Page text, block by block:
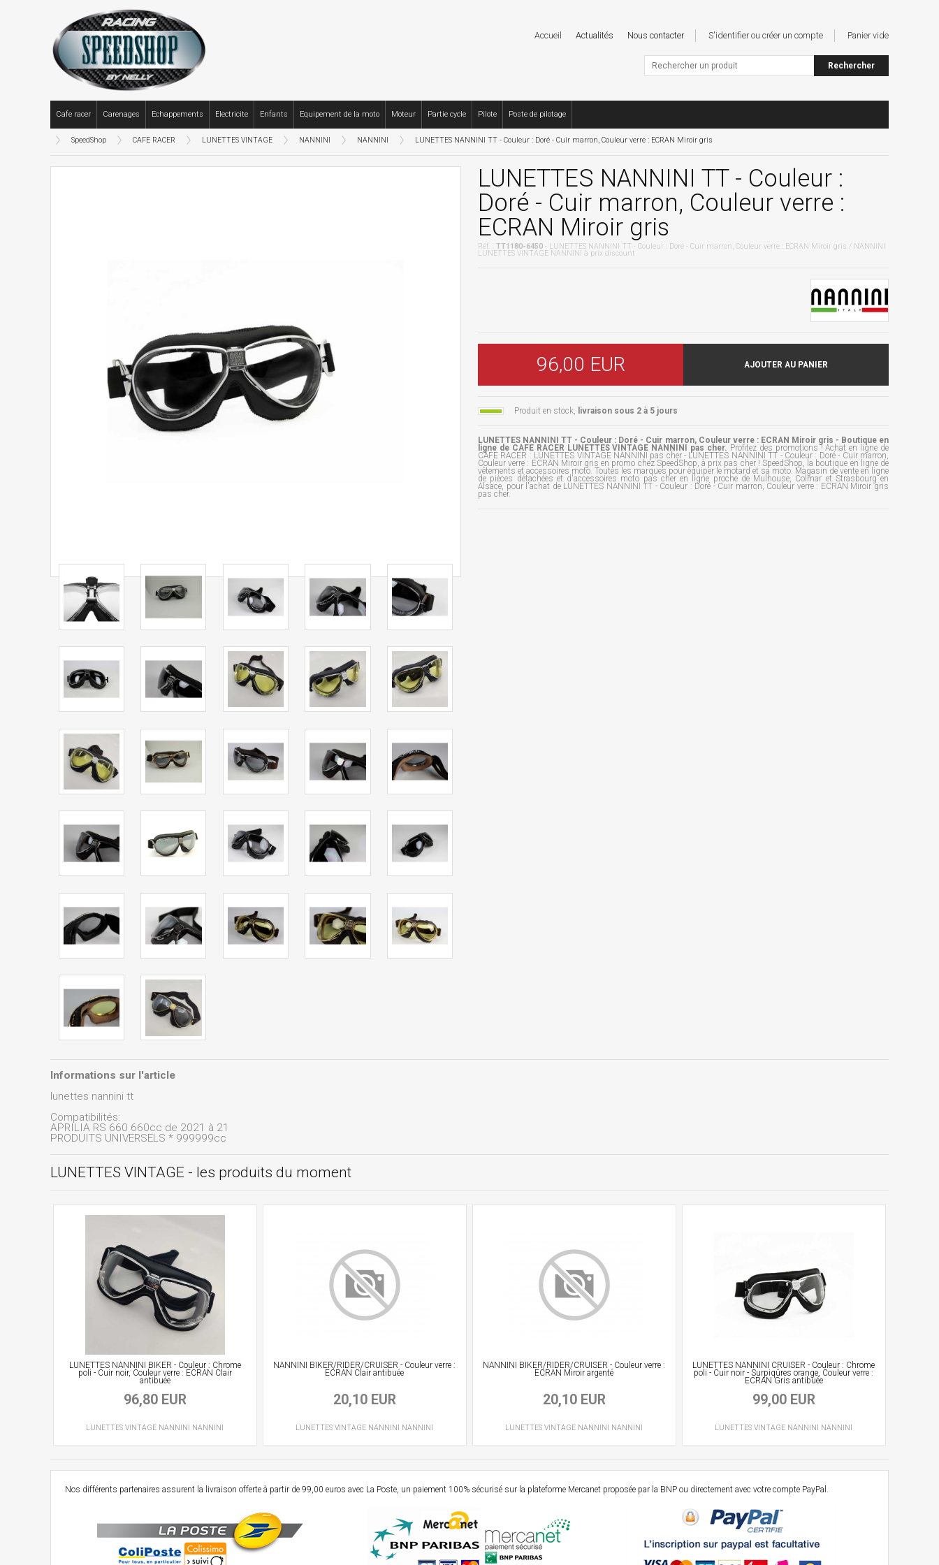
Cafe racer Carenages Echappements Electricite Enfants Equipement de la moto Moteur Partie cycle Pilote Poste de pilotage
Accueil Actualités Nous contacter S'identifier ou créer un compte Panier vide
SpeedShop CAFE RACER LUNETTES VINTAGE NANNINI NANNINI LUNETTES NANNINI TT - Couleur : Doré - Cuir marron, Couleur verre : ECRAN Miroir gris
LUNETTES NANNINI TT - Couleur :
Doré - Cuir marron, Couleur verre :
ECRAN Miroir gris
Réf. : TT1180-6450 - LUNETTES NANNINI TT - Couleur : Doré - Cuir marron, Couleur verre : ECRAN Miroir gris / NANNINI
LUNETTES VINTAGE NANNINI à prix discount
96,00 EUR AJOUTER AU PANIER
Produit en stock, livraison sous 2 à 5 jours
LUNETTES NANNINI TT - Couleur : Doré - Cuir marron, Couleur verre : ECRAN Miroir gris - Boutique en
ligne de CAFE RACER LUNETTES VINTAGE NANNINI pas cher. Profitez des promotions ! Achat en ligne de
CAFE RACER : LUNETTES VINTAGE NANNINI pas cher - LUNETTES NANNINI TT - Couleur : Doré - Cuir marron,
Couleur verre : ECRAN Miroir gris en promo chez SpeedShop, à prix pas cher ! SpeedShop, la boutique en ligne de
vêtements et accessoires moto. Toutes les marques pour équiper le motard et sa moto. Magasin de vente en ligne
de pièces détachées et d'accessoires moto pas cher en ligne proche de Mulhouse, Colmar et Strasbourg en
Alsace, pour l'achat de LUNETTES NANNINI TT - Couleur : Doré - Cuir marron, Couleur verre : ECRAN Miroir gris
pas cher.
Informations sur l'article
lunettes nannini tt
Compatibilités:
APRILIA RS 660 660cc de 2021 à 21
PRODUITS UNIVERSELS * 999999cc
LUNETTES VINTAGE - les produits du moment
LUNETTES NANNINI BIKER - Couleur : Chrome
poli - Cuir noir, Couleur verre : ECRAN Clair
antibuée
96,80 EUR
LUNETTES VINTAGE NANNINI NANNINI
NANNINI BIKER/RIDER/CRUISER - Couleur verre :
ECRAN Clair antibuée
20,10 EUR
LUNETTES VINTAGE NANNINI NANNINI
NANNINI BIKER/RIDER/CRUISER - Couleur verre :
ECRAN Miroir argenté
20,10 EUR
LUNETTES VINTAGE NANNINI NANNINI
LUNETTES NANNINI CRUISER - Couleur : Chrome
poli - Cuir noir - Surpiqûres orange, Couleur verre :
ECRAN Gris antibuée
99,00 EUR
LUNETTES VINTAGE NANNINI NANNINI
Nos différents partenaires assurent la livraison offerte à partir de 99,00 euros avec La Poste, un paiement 100% sécurisé sur la plateforme Mercanet proposée par la BNP ou directement avec votre compte PayPal.